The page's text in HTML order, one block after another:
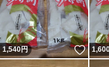
1,540円 いい